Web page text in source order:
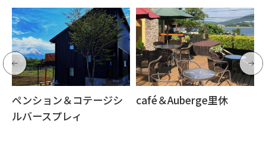
ペンション＆コテージシ
ルバースプレィ
café＆Auberge里休